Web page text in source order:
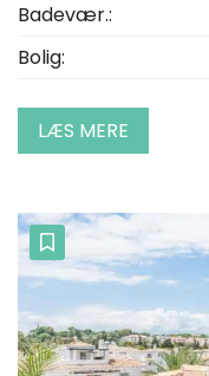
Badevær.:
Bolig:
LÆS MERE